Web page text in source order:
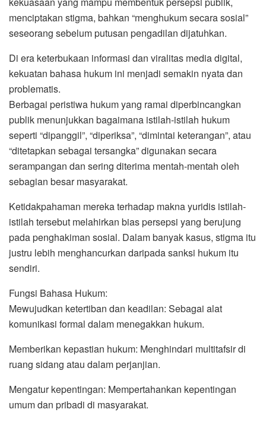
menciptakan stigma, bahkan “menghukum secara sosial”
seseorang sebelum putusan pengadilan dijatuhkan.
Di era keterbukaan informasi dan viralitas media digital,
kekuatan bahasa hukum ini menjadi semakin nyata dan
problematis.
Berbagai peristiwa hukum yang ramai diperbincangkan
publik menunjukkan bagaimana istilah-istilah hukum
seperti “dipanggil”, “diperiksa”, “dimintai keterangan”, atau
“ditetapkan sebagai tersangka” digunakan secara
serampangan dan sering diterima mentah-mentah oleh
sebagian besar masyarakat.
Ketidakpahaman mereka terhadap makna yuridis istilah-
istilah tersebut melahirkan bias persepsi yang berujung
pada penghakiman sosial. Dalam banyak kasus, stigma itu
justru lebih menghancurkan daripada sanksi hukum itu
sendiri.
Fungsi Bahasa Hukum:
Mewujudkan ketertiban dan keadilan: Sebagai alat
komunikasi formal dalam menegakkan hukum.
Memberikan kepastian hukum: Menghindari multitafsir di
ruang sidang atau dalam perjanjian.
Mengatur kepentingan: Mempertahankan kepentingan
umum dan pribadi di masyarakat.